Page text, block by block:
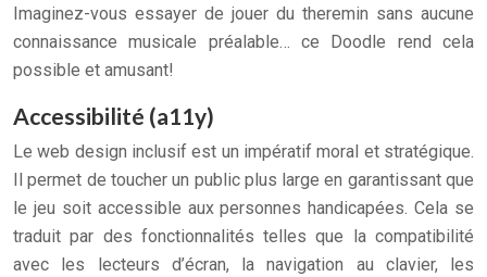
Imaginez-vous essayer de jouer du theremin sans aucune
connaissance musicale préalable… ce Doodle rend cela
possible et amusant!
Accessibilité (a11y)
Le web design inclusif est un impératif moral et stratégique.
Il permet de toucher un public plus large en garantissant que
le jeu soit accessible aux personnes handicapées. Cela se
traduit par des fonctionnalités telles que la compatibilité
avec les lecteurs d’écran, la navigation au clavier, les